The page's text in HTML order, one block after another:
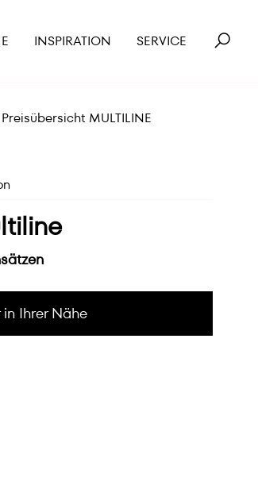
INSPIRATION SERVICE
MULTILINE
Ihrer Nähe